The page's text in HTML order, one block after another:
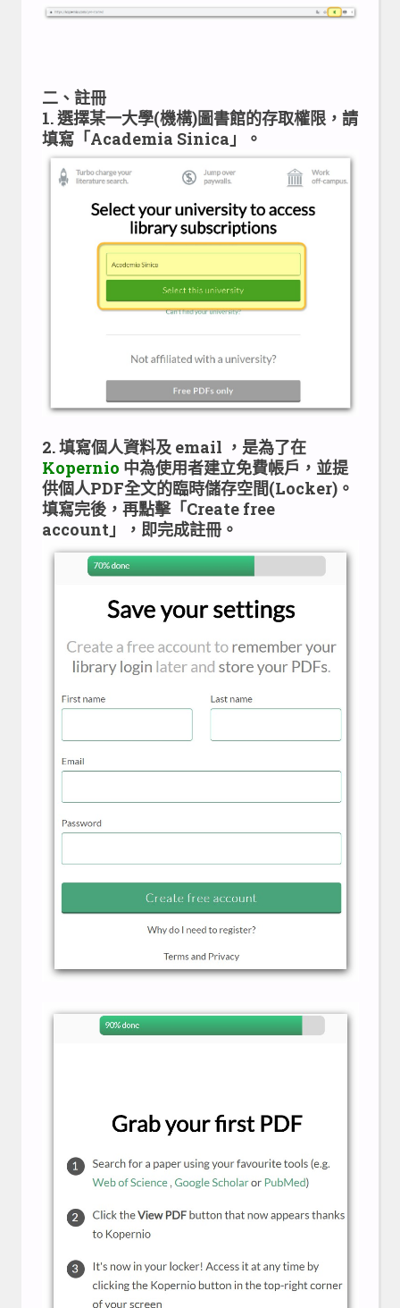
二、註冊
1. 選擇某一大學(機構)圖書館的存取權限，請
填寫「Academia Sinica」。
2. 填寫個人資料及 email ，是為了在
Kopernio 中為使用者建立免費帳戶，並提
供個人PDF全文的臨時儲存空間(Locker)。
填寫完後，再點擊「Create free
account」，即完成註冊。